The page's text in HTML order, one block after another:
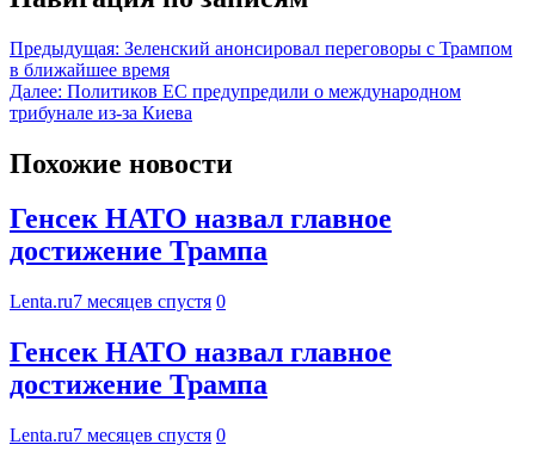
Предыдущая: Зеленский анонсировал переговоры с Трампом
в ближайшее время
Далее: Политиков ЕС предупредили о международном
трибунале из-за Киева
Похожие новости
Генсек НАТО назвал главное
достижение Трампа
Lenta.ru7 месяцев спустя 0
Генсек НАТО назвал главное
достижение Трампа
Lenta.ru7 месяцев спустя 0